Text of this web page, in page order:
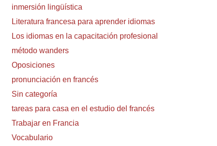
inmersión lingüística
Literatura francesa para aprender idiomas
Los idiomas en la capacitación profesional
método wanders
Oposiciones
pronunciación en francés
Sin categoría
tareas para casa en el estudio del francés
Trabajar en Francia
Vocabulario